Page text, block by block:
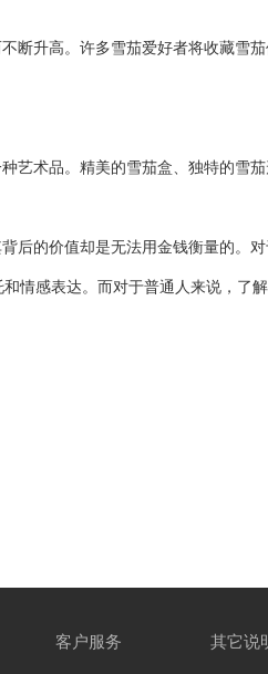
断升高。许多雪茄爱好者将收藏雪
艺术品。精美的雪茄盒、独特的雪
后的价值却是无法用金钱衡量的。
情感表达。而对于普通人来说，了
客户服务 其它说